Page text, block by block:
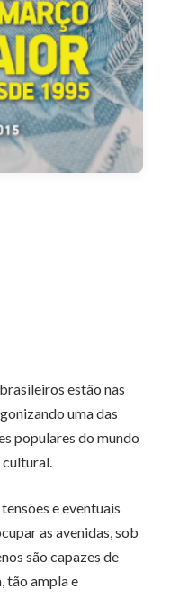
estão nas
uma das
populares do mundo
cultural.
e eventuais
as avenidas, sob
são capazes de
tão ampla e